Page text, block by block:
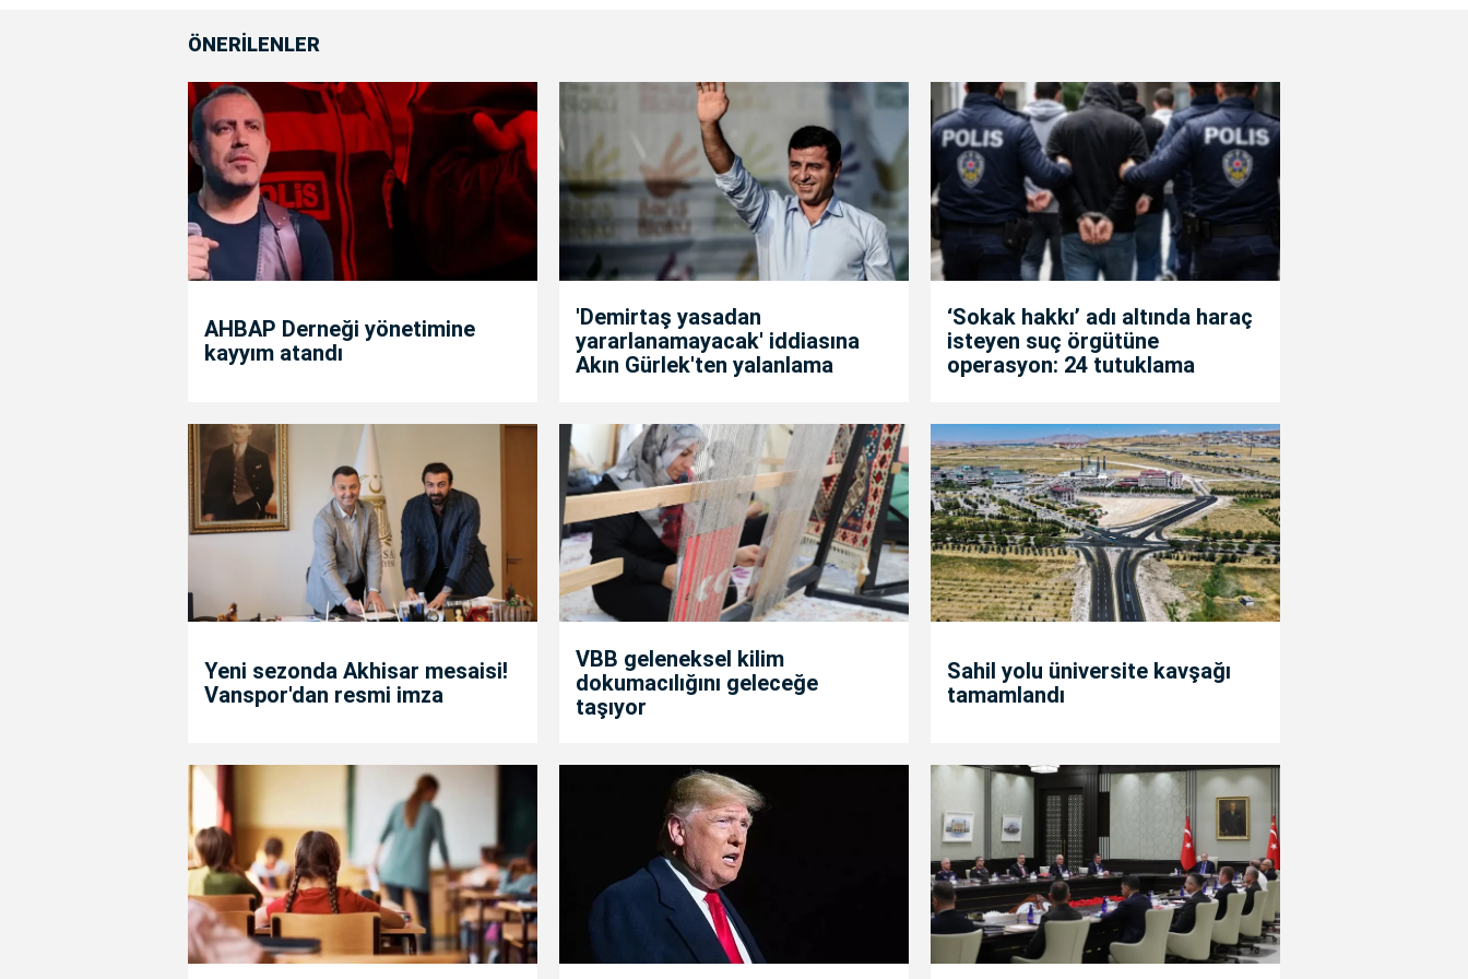
ÖNERİLENLER
AHBAP Derneği yönetimine
kayyım atandı
'Demirtaş yasadan
yararlanamayacak' iddiasına
Akın Gürlek'ten yalanlama
‘Sokak hakkı’ adı altında haraç
isteyen suç örgütüne
operasyon: 24 tutuklama
Yeni sezonda Akhisar mesaisi!
Vanspor'dan resmi imza
VBB geleneksel kilim
dokumacılığını geleceğe
taşıyor
Sahil yolu üniversite kavşağı
tamamlandı